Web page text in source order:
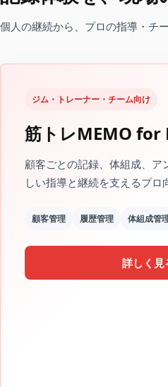
個人の継続から、プロの指導・チー
ジム・トレーナー・チーム向け
筋トレMEMO
顧客ごとの記録、体組成、ア
しい指導と継続を支えるプロ
顧客管理 履歴管理 体組成管
詳しく見